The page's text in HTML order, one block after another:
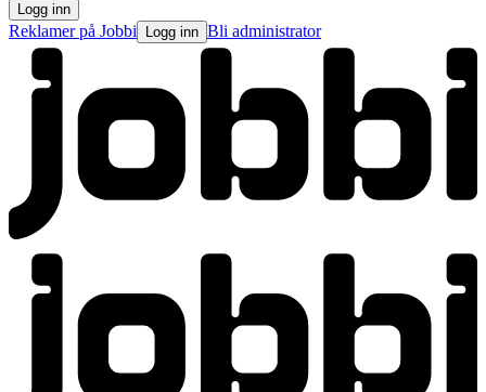
Logg inn
Reklamer på Jobbi Logg inn Bli administrator